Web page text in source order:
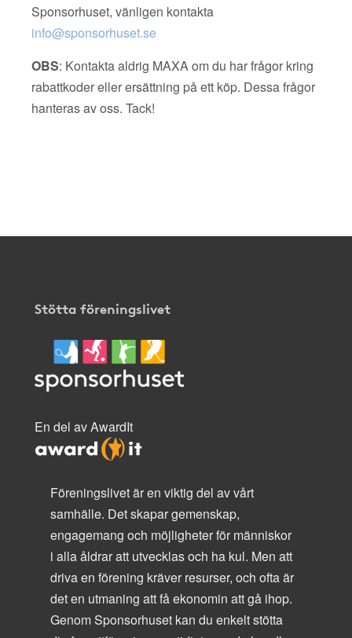
Sponsorhuset, vänligen kontakta
info@sponsorhuset.se
OBS: Kontakta aldrig MAXA om du har frågor kring
rabattkoder eller ersättning på ett köp. Dessa frågor
hanteras av oss. Tack!
Stötta föreningslivet
En del av AwardIt
Föreningslivet är en viktig del av vårt
samhälle. Det skapar gemenskap,
engagemang och möjligheter för människor
i alla åldrar att utvecklas och ha kul. Men att
driva en förening kräver resurser, och ofta är
det en utmaning att få ekonomin att gå ihop.
Genom Sponsorhuset kan du enkelt stötta